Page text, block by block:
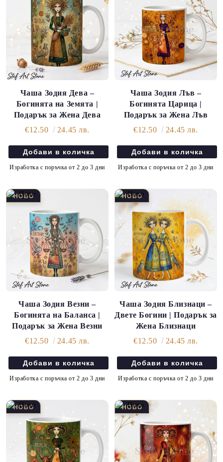
Чаша Зодия Дева –
Богинята на Земята |
Подарък за Жена Дева
€12.50
24.45 лв.
Изработка с поръчка от 2 до 3 дни
Чаша Зодия Лъв –
Богинята Царица |
Подарък за Жена Лъв
€12.50
24.45 лв.
Изработка с поръчка от 2 до 3 дни
Чаша Зодия Везни –
Богинята на Баланса |
Подарък за Жена Везни
€12.50
24.45 лв.
Изработка с поръчка от 2 до 3 дни
Чаша Зодия Близнаци –
Двете Богини | Подарък за
Жена Близнаци
€12.50
24.45 лв.
Изработка с поръчка от 2 до 3 дни